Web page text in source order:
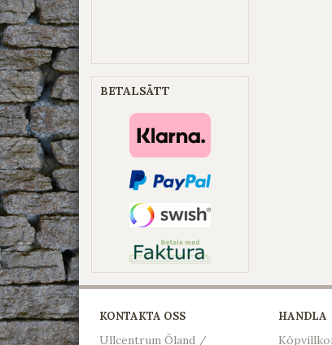
BETALSÄTT
KONTAKTA OSS
Ullcentrum Öland /
HANDLA